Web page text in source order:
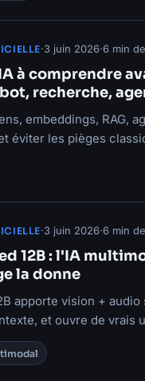
·3 juin 2026·6 min
à comprendre
recherche,
embeddings, RAG,
éviter les pièges
·3 juin 2026·6 min
12B : l'IA
la donne
apporte vision + audio
et ouvre de vrais